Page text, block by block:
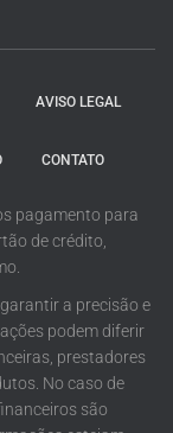
AVISO LEGAL
CONTATO
pagamento para
de crédito,
a precisão e
podem diferir
prestadores
No caso de
são